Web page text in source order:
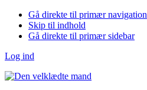
Gå direkte til primær navigation
Skip til indhold
Gå direkte til primær sidebar
Log ind